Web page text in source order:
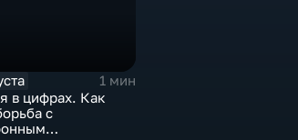
1 мин
в цифрах. Как
с